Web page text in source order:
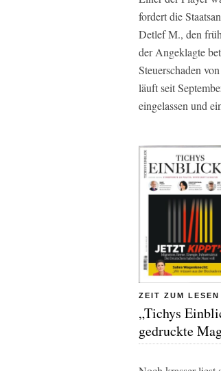
fordert die
Detlef M., den
der Angeklagte
Steuerschaden
läuft seit
eingelassen und
ZEIT ZUM LESEN
„Tichys
gedruckte